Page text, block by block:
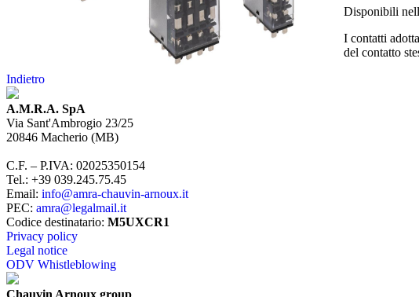
Disponibili
I contatti
del contatto
Indietro
A.M.R.A. SpA
Via Sant'Ambrogio 23/25
20846 Macherio (MB)
C.F. – P.IVA: 02025350154
Tel.: +39 039.245.75.45
Email: info@amra-chauvin-arnoux.it
PEC: amra@legalmail.it
Codice destinatario: M5UXCR1
Privacy policy
Legal notice
ODV Whistleblowing
Chauvin Arnoux group